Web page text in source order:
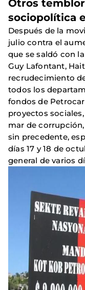
Otros
sociopolítica
Después de la
julio contra el
que se saldó con
Guy Lafontant,
recrudecimiento
todos los
fondos de
proyectos
mar de
sin precedente,
días 17 y 18 de
general de varios